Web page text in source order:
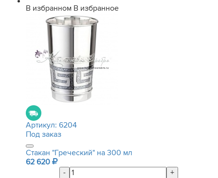
В избранном В избранное
Артикул: 6204
Под заказ
Стакан "Греческий" на 300 мл
62 620
-
+